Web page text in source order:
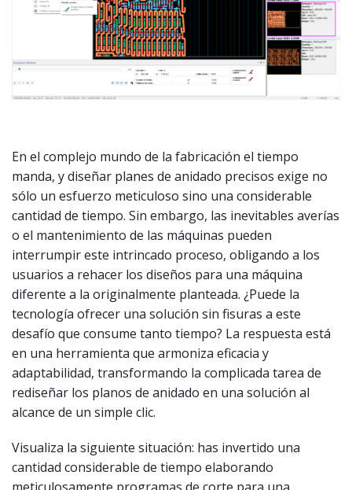
En el complejo mundo de la fabricación el tiempo
manda, y diseñar planes de anidado precisos exige no
sólo un esfuerzo meticuloso sino una considerable
cantidad de tiempo. Sin embargo, las inevitables averías
o el mantenimiento de las máquinas pueden
interrumpir este intrincado proceso, obligando a los
usuarios a rehacer los diseños para una máquina
diferente a la originalmente planteada. ¿Puede la
tecnología ofrecer una solución sin fisuras a este
desafío que consume tanto tiempo? La respuesta está
en una herramienta que armoniza eficacia y
adaptabilidad, transformando la complicada tarea de
rediseñar los planos de anidado en una solución al
alcance de un simple clic.
Visualiza la siguiente situación: has invertido una
cantidad considerable de tiempo elaborando